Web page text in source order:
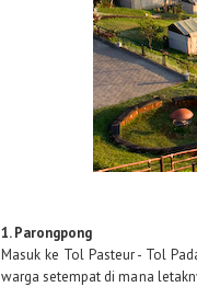
1. Parongpong
Masuk ke Tol Pasteur - Tol
warga setempat di mana